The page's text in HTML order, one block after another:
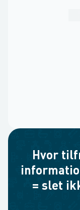
Hvor
= slet